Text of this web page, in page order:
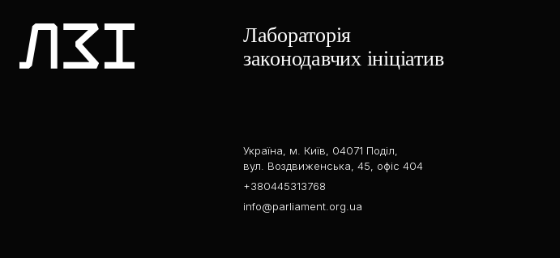
Лабораторія
законодавчих ініціатив
Україна, м. Київ, 04071 Поділ,
вул. Воздвиженська, 45, офіс 404
+380445313768
info@parliament.org.ua